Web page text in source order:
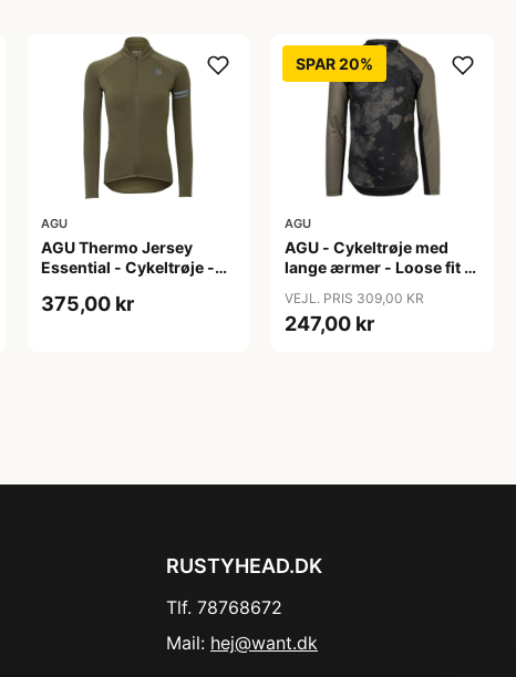
AGU
AGU Thermo Jersey
Essential - Cykeltrøje -
XXL
375,00 kr
SPAR 20%
AGU
AGU - Cykeltrøje med
lange ærmer - Loose fit -
VEJL. PRIS 309,00 KR
247,00 kr
RUSTYHEAD.DK
Tlf. 78768672
Mail: hej@want.dk